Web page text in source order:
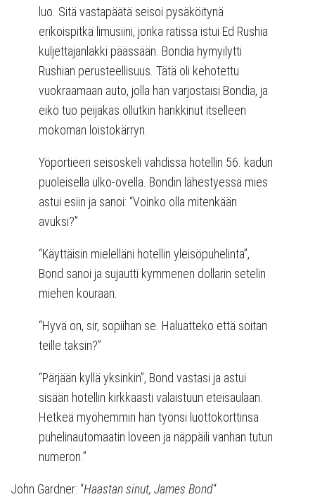
luo. Sitä vastapäätä seisoi pysäköitynä
erikoispitkä limusiini, jonka ratissa istui Ed Rushia
kuljettajanlakki päässään. Bondia hymyilytti
Rushian perusteellisuus. Tätä oli kehotettu
vuokraamaan auto, jolla hän varjostaisi Bondia, ja
eikö tuo peijakas ollutkin hankkinut itselleen
mokoman loistokärryn.
Yöportieeri seisoskeli vahdissa hotellin 56. kadun
puoleisella ulko-ovella. Bondin lähestyessä mies
astui esiin ja sanoi: “Voinko olla mitenkään
avuksi?”
“Käyttäisin mielelläni hotellin yleisöpuhelinta”,
Bond sanoi ja sujautti kymmenen dollarin setelin
miehen kouraan.
“Hyvä on, sir, sopiihan se. Haluatteko että soitan
teille taksin?”
“Pärjään kyllä yksinkin”, Bond vastasi ja astui
sisään hotellin kirkkaasti valaistuun eteisaulaan.
Hetkeä myöhemmin hän työnsi luottokorttinsa
puhelinautomaatin loveen ja näppäili vanhan tutun
numeron.”
John Gardner: “Haastan sinut, James Bond“